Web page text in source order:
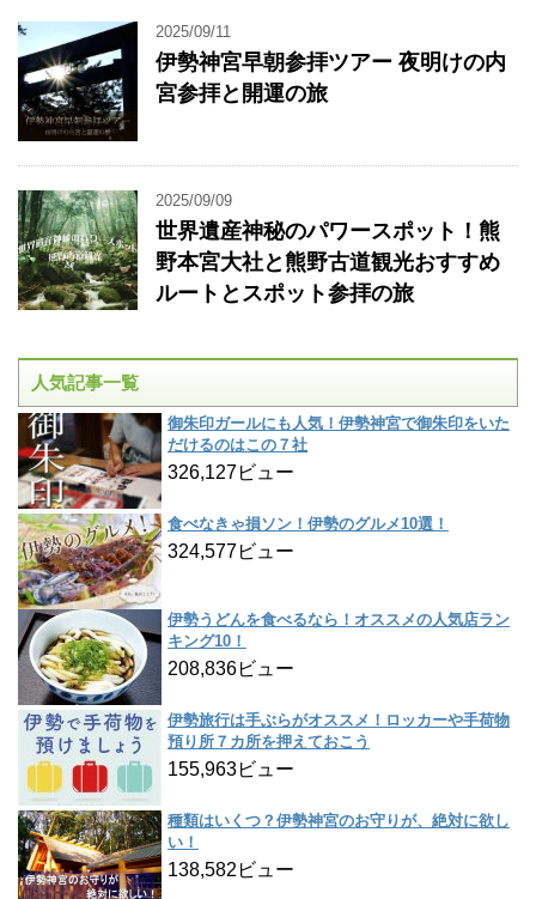
2025/09/11
伊勢神宮早朝参拝ツアー 夜明けの内
宮参拝と開運の旅
2025/09/09
世界遺産神秘のパワースポット！熊
野本宮大社と熊野古道観光おすすめ
ルートとスポット参拝の旅
人気記事一覧
御朱印ガールにも人気！伊勢神宮で御朱印をいた
だけるのはこの７社
326,127ビュー
食べなきゃ損ソン！伊勢のグルメ10選！
324,577ビュー
伊勢うどんを食べるなら！オススメの人気店ラン
キング10！
208,836ビュー
伊勢旅行は手ぶらがオススメ！ロッカーや手荷物
預り所７カ所を押えておこう
155,963ビュー
種類はいくつ？伊勢神宮のお守りが、絶対に欲し
い！
138,582ビュー